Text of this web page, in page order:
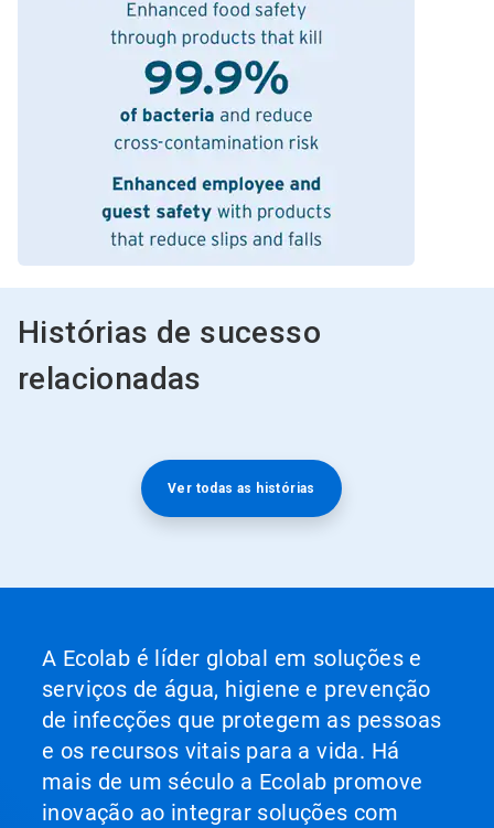
Histórias de sucesso
relacionadas
Ver todas as histórias
A Ecolab é líder global em soluções e
serviços de água, higiene e prevenção
de infecções que protegem as pessoas
e os recursos vitais para a vida. Há
mais de um século a Ecolab promove
inovação ao integrar soluções com